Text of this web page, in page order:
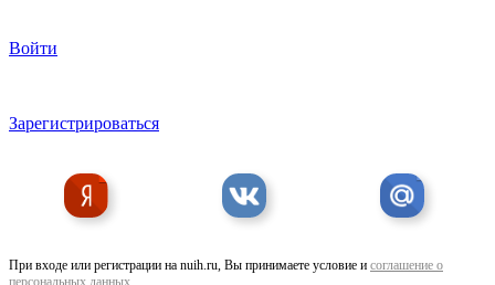
Войти
Зарегистрироваться
При входе или регистрации на nuih.ru, Вы принимаете условие и соглашение о